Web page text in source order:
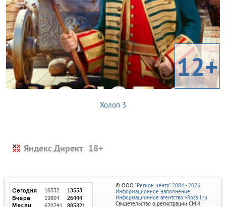
12+
Холоп 3
Яндекс.Директ
© ООО "Регион центр" 2004 - 2026
Информационное наполнение:
Информационное агентство vRossii.ru
Свидетельство о регистрации СМИ